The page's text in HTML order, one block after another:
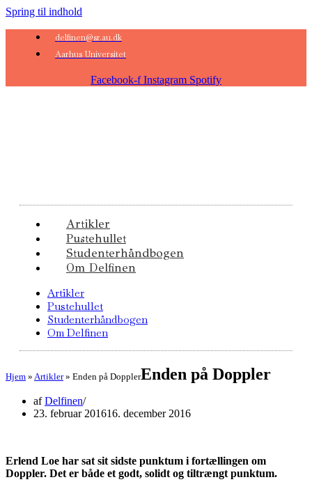
Spring til indhold
delfinen@sr.au.dk
Aarhus Universitet
Facebook-f Instagram Spotify
Artikler
Pustehullet
Studenterhåndbogen
Om Delfinen
Artikler
Pustehullet
Studenterhåndbogen
Om Delfinen
Hjem » Artikler» Enden på DopplerEnden på Doppler
afDelfinen
23. februar 201616. december 2016
Erlend Loe har sat sit sidste punktum i fortællingen om
Doppler. Det er både et godt, solidt og tiltrængt punktum.